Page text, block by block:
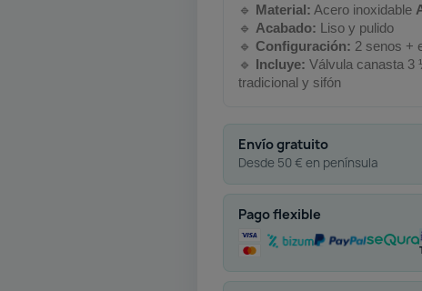
🔹 Material: Acero inoxidable
🔹 Acabado: Liso y pulido
🔹 Configuración: 2 senos +
🔹 Incluye: Válvula canasta 3
tradicional y sifón
Envío gratuito
Desde 50 € en península
Pago flexible